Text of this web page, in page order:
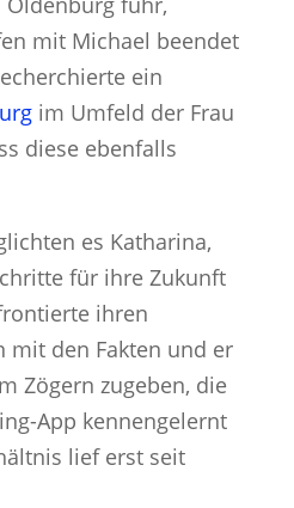
mit Michael beendet
ein
im Umfeld der Frau
diese ebenfalls
es Katharina,
für ihre Zukunft
ihren
mit den Fakten und er
Zögern zugeben, die
App kennengelernt
lief erst seit